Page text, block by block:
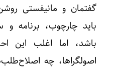
گفتمان و مانیفستی
باید چارچوب،
باشد، اما اغلب این
اصولگراها، چه